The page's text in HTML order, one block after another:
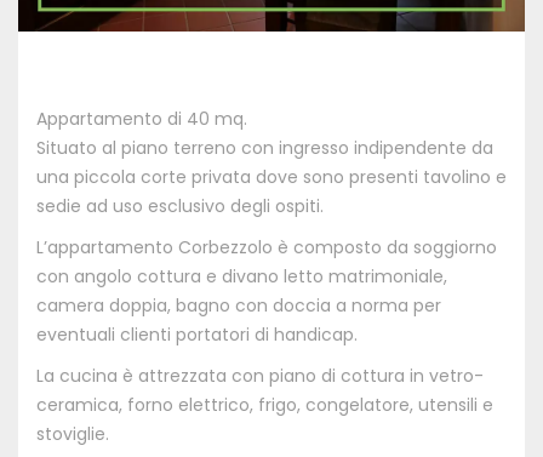
Appartamento di 40 mq.
Situato al piano terreno con ingresso indipendente da
una piccola corte privata dove sono presenti tavolino e
sedie ad uso esclusivo degli ospiti.
L’appartamento Corbezzolo è composto da soggiorno
con angolo cottura e divano letto matrimoniale,
camera doppia, bagno con doccia a norma per
eventuali clienti portatori di handicap.
La cucina è attrezzata con piano di cottura in vetro-
ceramica, forno elettrico, frigo, congelatore, utensili e
stoviglie.